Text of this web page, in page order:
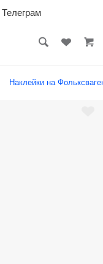
Телеграм
Наклейки на